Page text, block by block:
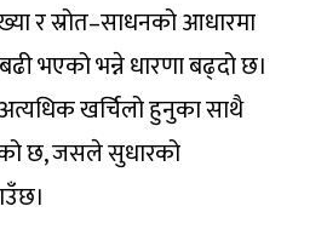
र स्रोत–साधनको आधारमा
भएको भन्ने धारणा बढ्दो छ।
अत्यधिक खर्चिलो हुनुका साथै
छ, जसले सुधारको